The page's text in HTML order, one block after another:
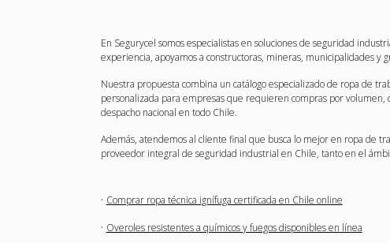
En Segurycel somos especialistas en soluciones de seguridad
experiencia, apoyamos a constructoras, mineras, municipalidades y
Nuestra propuesta combina un catálogo especializado de ropa de
personalizada para empresas que requieren compras por volumen,
despacho nacional en todo Chile.
Además, atendemos al cliente final que busca lo mejor en ropa de
proveedor integral de seguridad industrial en Chile, tanto en el
· Comprar ropa técnica ignífuga certificada en Chile online
· Overoles resistentes a químicos y fuegos disponibles en línea